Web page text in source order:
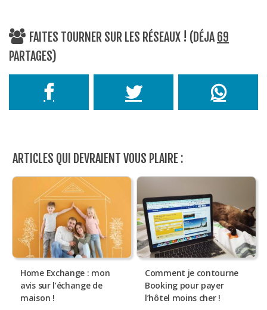
FAITES TOURNER SUR LES RÉSEAUX ! (DÉJA 69
PARTAGES)
ARTICLES QUI DEVRAIENT VOUS PLAIRE :
Home Exchange : mon
avis sur l’échange de
maison !
Comment je contourne
Booking pour payer
l’hôtel moins cher !